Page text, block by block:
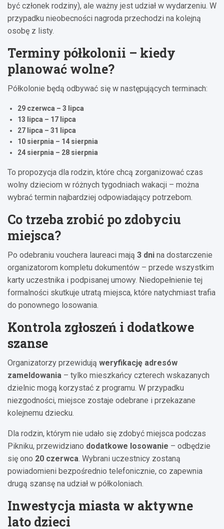
być członek rodziny), ale ważny jest udział w wydarzeniu. W
przypadku nieobecności nagroda przechodzi na kolejną
osobę z listy.
Terminy półkolonii – kiedy
planować wolne?
Półkolonie będą odbywać się w następujących terminach:
29 czerwca – 3 lipca
13 lipca – 17 lipca
27 lipca – 31 lipca
10 sierpnia – 14 sierpnia
24 sierpnia – 28 sierpnia
To propozycja dla rodzin, które chcą zorganizować czas
wolny dzieciom w różnych tygodniach wakacji – można
wybrać termin najbardziej odpowiadający potrzebom.
Co trzeba zrobić po zdobyciu
miejsca?
Po odebraniu vouchera laureaci mają 3 dni na dostarczenie
organizatorom kompletu dokumentów – przede wszystkim
karty uczestnika i podpisanej umowy. Niedopełnienie tej
formalności skutkuje utratą miejsca, które natychmiast trafia
do ponownego losowania.
Kontrola zgłoszeń i dodatkowe
szanse
Organizatorzy przewidują weryfikację adresów
zameldowania – tylko mieszkańcy czterech wskazanych
dzielnic mogą korzystać z programu. W przypadku
niezgodności, miejsce zostaje odebrane i przekazane
kolejnemu dziecku.
Dla rodzin, którym nie udało się zdobyć miejsca podczas
Pikniku, przewidziano dodatkowe losowanie – odbędzie
się ono 20 czerwca. Wybrani uczestnicy zostaną
powiadomieni bezpośrednio telefonicznie, co zapewnia
drugą szansę na udział w półkoloniach.
Inwestycja miasta w aktywne
lato dzieci